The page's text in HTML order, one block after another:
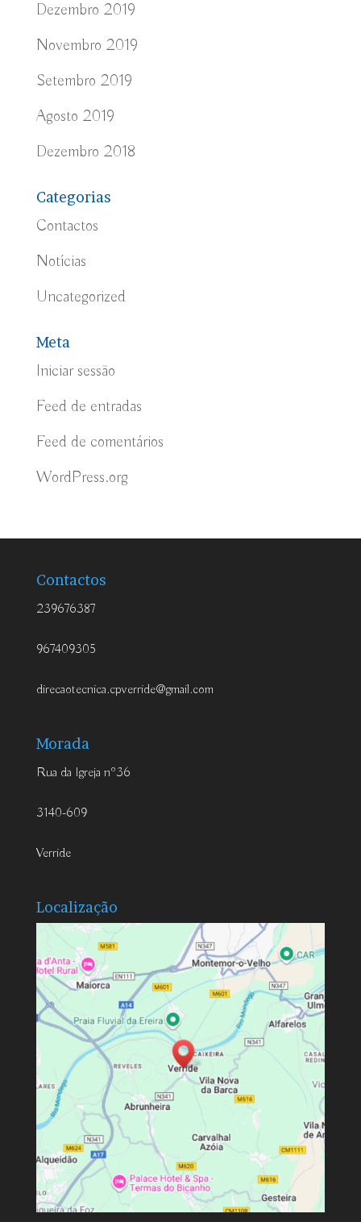
Dezembro 2019
Novembro 2019
Setembro 2019
Agosto 2019
Dezembro 2018
Categorias
Contactos
Notícias
Uncategorized
Meta
Iniciar sessão
Feed de entradas
Feed de comentários
WordPress.org
Contactos
239676387
967409305
direcaotecnica.cpverride@gmail.com
Morada
Rua da Igreja nº36
3140-609
Verride
Localização